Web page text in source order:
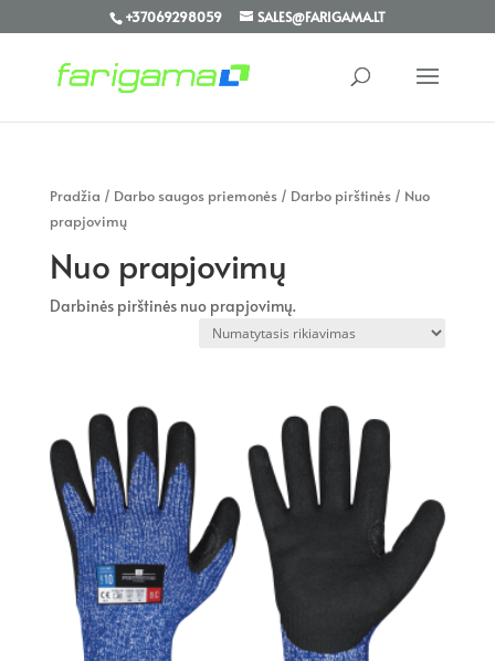
+37069298059 SALES@FARIGAMA.LT
Pradžia / Darbo saugos priemonės/ Darbo pirštinės/ Nuo
prapjovimų
Nuo prapjovimų
Darbinės pirštinės nuo prapjovimų.